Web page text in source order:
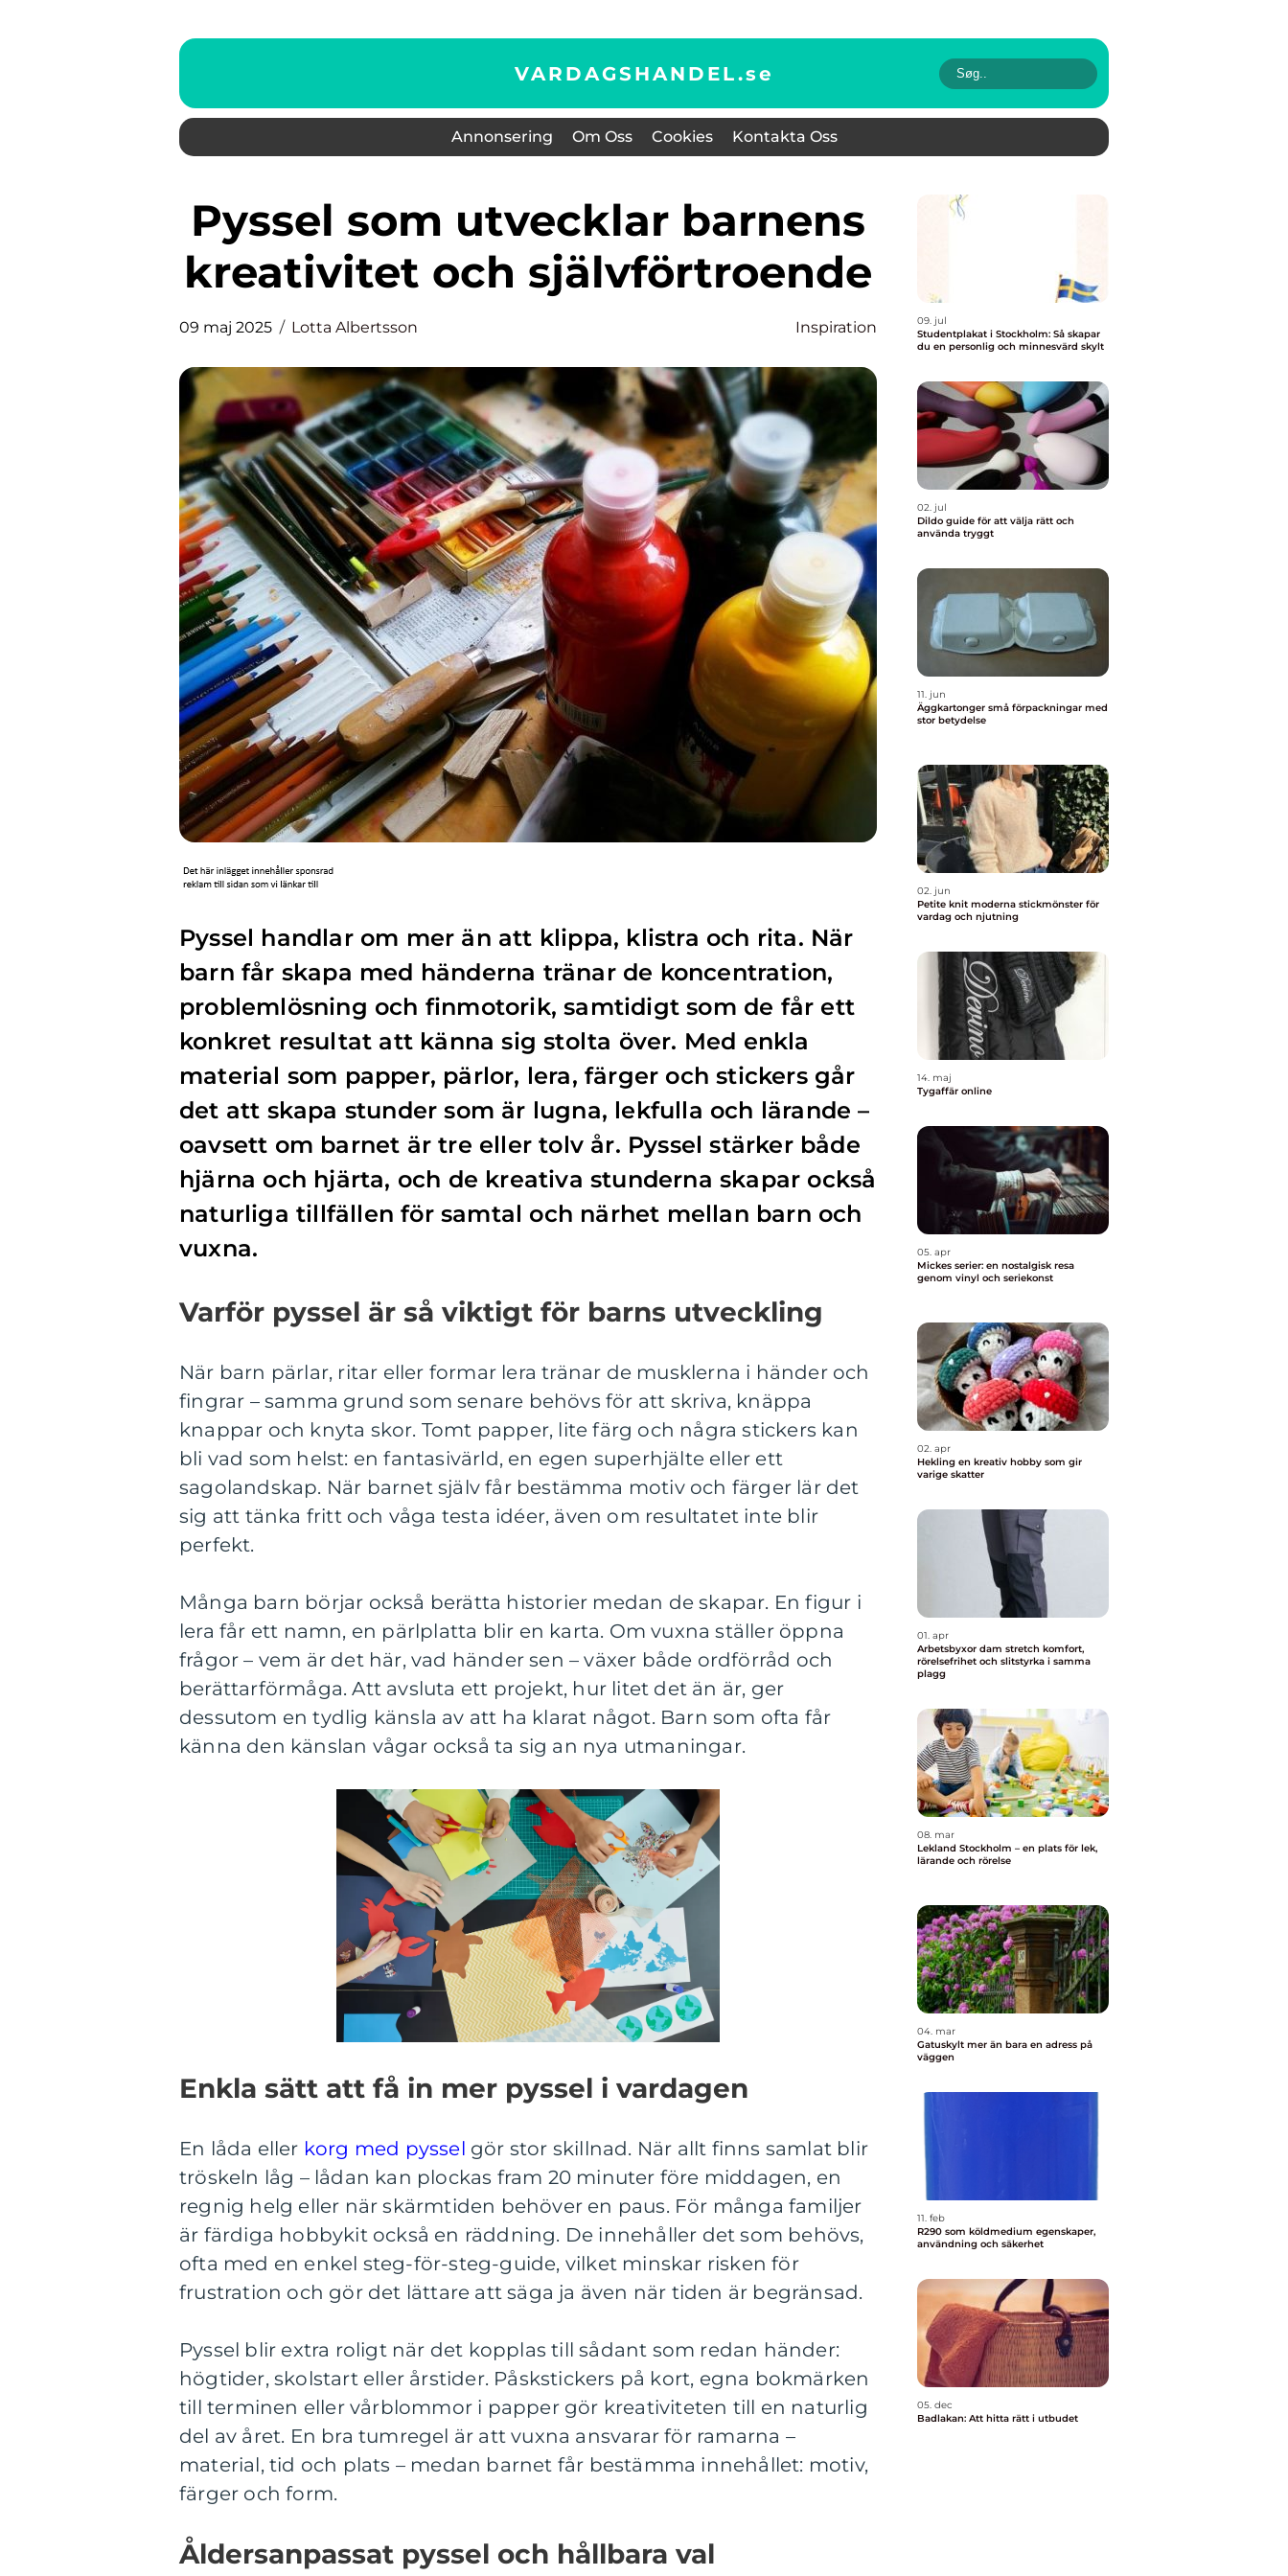
VARDAGSHANDEL.se
Annonsering Om Oss Cookies Kontakta Oss
Pyssel som utvecklar barnens
kreativitet och självförtroende
09 maj 2025 Lotta Albertsson Inspiration
Pyssel handlar om mer än att klippa, klistra och rita. När
barn får skapa med händerna tränar de koncentration,
problemlösning och finmotorik, samtidigt som de får ett
konkret resultat att känna sig stolta över. Med enkla
material som papper, pärlor, lera, färger och stickers går
det att skapa stunder som är lugna, lekfulla och lärande –
oavsett om barnet är tre eller tolv år. Pyssel stärker både
hjärna och hjärta, och de kreativa stunderna skapar också
naturliga tillfällen för samtal och närhet mellan barn och
vuxna.
Varför pyssel är så viktigt för barns utveckling
När barn pärlar, ritar eller formar lera tränar de musklerna i händer och
fingrar – samma grund som senare behövs för att skriva, knäppa
knappar och knyta skor. Tomt papper, lite färg och några stickers kan
bli vad som helst: en fantasivärld, en egen superhjälte eller ett
sagolandskap. När barnet själv får bestämma motiv och färger lär det
sig att tänka fritt och våga testa idéer, även om resultatet inte blir
perfekt.
Många barn börjar också berätta historier medan de skapar. En figur i
lera får ett namn, en pärlplatta blir en karta. Om vuxna ställer öppna
frågor – vem är det här, vad händer sen – växer både ordförråd och
berättarförmåga. Att avsluta ett projekt, hur litet det än är, ger
dessutom en tydlig känsla av att ha klarat något. Barn som ofta får
känna den känslan vågar också ta sig an nya utmaningar.
Enkla sätt att få in mer pyssel i vardagen
En låda eller korg med pyssel gör stor skillnad. När allt finns samlat blir
tröskeln låg – lådan kan plockas fram 20 minuter före middagen, en
regnig helg eller när skärmtiden behöver en paus. För många familjer
är färdiga hobbykit också en räddning. De innehåller det som behövs,
ofta med en enkel steg-för-steg-guide, vilket minskar risken för
frustration och gör det lättare att säga ja även när tiden är begränsad.
Pyssel blir extra roligt när det kopplas till sådant som redan händer:
högtider, skolstart eller årstider. Påskstickers på kort, egna bokmärken
till terminen eller vårblommor i papper gör kreativiteten till en naturlig
del av året. En bra tumregel är att vuxna ansvarar för ramarna –
material, tid och plats – medan barnet får bestämma innehållet: motiv,
färger och form.
Åldersanpassat pyssel och hållbara val
09. jul
Studentplakat i Stockholm: Så skapar
du en personlig och minnesvärd skylt
02. jul
Dildo guide för att välja rätt och
använda tryggt
11. jun
Äggkartonger små förpackningar med
stor betydelse
02. jun
Petite knit moderna stickmönster för
vardag och njutning
14. maj
Tygaffär online
05. apr
Mickes serier: en nostalgisk resa
genom vinyl och seriekonst
02. apr
Hekling en kreativ hobby som gir
varige skatter
01. apr
Arbetsbyxor dam stretch komfort,
rörelsefrihet och slitstyrka i samma
plagg
08. mar
Lekland Stockholm – en plats för lek,
lärande och rörelse
04. mar
Gatuskylt mer än bara en adress på
väggen
11. feb
R290 som köldmedium egenskaper,
användning och säkerhet
05. dec
Badlakan: Att hitta rätt i utbudet